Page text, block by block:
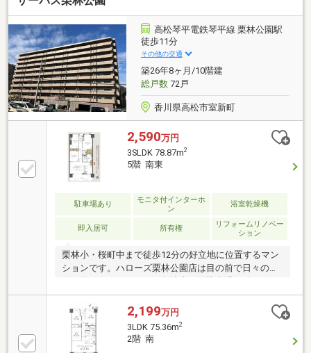
／カード残債→通過・転職4ヶ月／頭金0→通過・自営
業2年目→補足資料＆補足説明で通過・パート3年目/年
収180万円→承無理な営業はいたしません。通る方法
を一緒に探します。087-810-3147／【見学予約】から
も受付中
高松琴平電鉄琴平線 栗林公園駅
徒歩11分
その他の交通
築26年8ヶ月/10階建
総戸数72戸
香川県高松市室新町
2,590万円
3SLDK 78.87m2
5階 南東
駐車場あり
モニタ付インターホ
ン
浴室乾燥機
即入居可 所有権
リフォームリノベー
ション
栗林小・桜町中まで徒歩12分の好立地に位置するマン
ションです。ハローズ栗林公園店は目の前で日々のお
います。南東向きの明るい日差しが心地よい住まいで
す。LDKは家族が自然と集まれる開放的な空間で、朝
の光がたっぷり差し込み、一日を気持ちよくスタート
できます。3つの居室は子ども部屋や書斎など用途に
合わせて使いやすく、収納もたっぷりありますので、
2,199万円
3LDK 75.36m2
2階 南